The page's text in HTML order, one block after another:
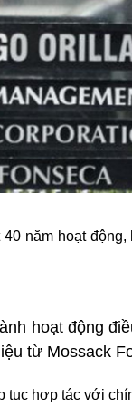
40 năm hoạt
hoạt động
từ Mossack
tục hợp tác với